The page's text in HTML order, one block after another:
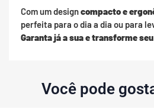
Com um designcompacto e
perfeita para o dia a dia ou para
Garanta já a sua e transforme
Você pode